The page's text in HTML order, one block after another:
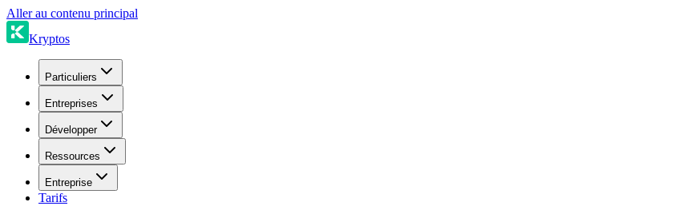
Aller au contenu principal
Kryptos
Particuliers
Entreprises
Développer
Ressources
Entreprise
Tarifs